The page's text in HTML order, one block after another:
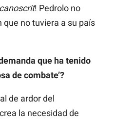
! Pedrolo no
no tuviera a su país
que ha tenido
de combate’?
de ardor del
la necesidad de